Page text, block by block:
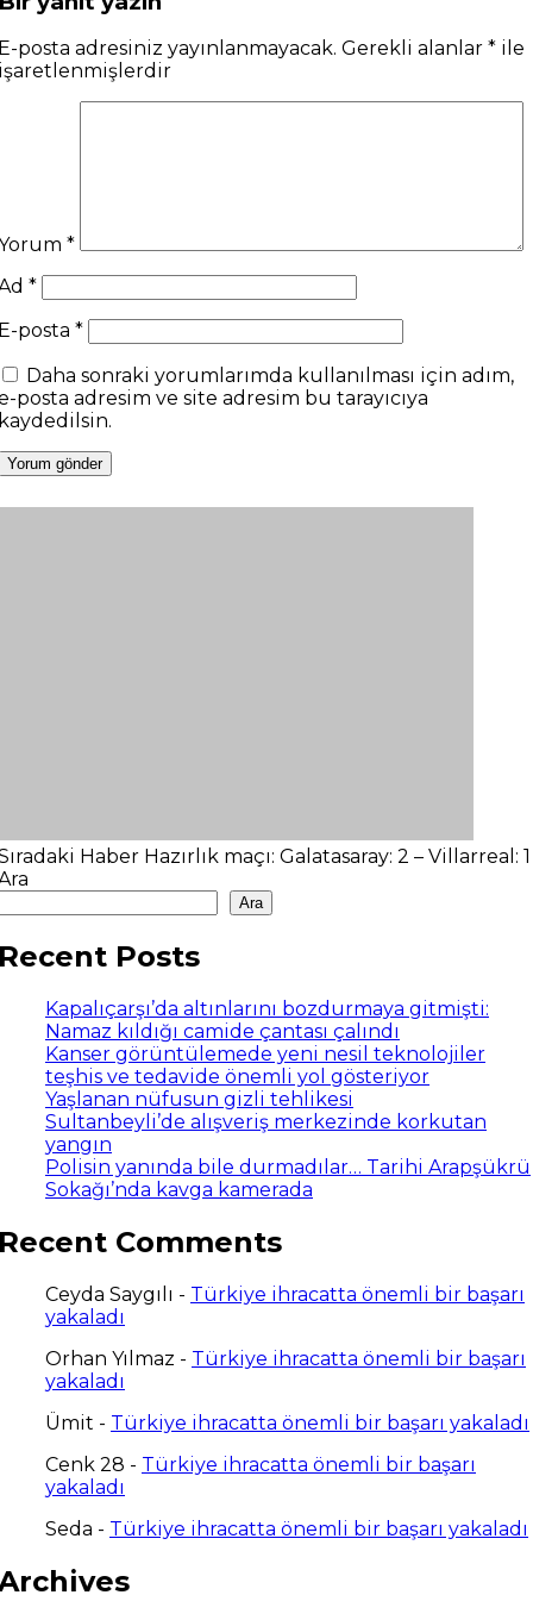
posta adresiniz yayınlanmayacak. Gerekli alanlar * ile
*
*
posta *
Daha sonraki yorumlarımda kullanılması için adım,
posta adresim ve site adresim bu tarayıcıya
Haber Hazırlık maçı: Galatasaray: 2 – Villarreal: 1
Ara
Posts
Kapalıçarşı’da altınlarını bozdurmaya gitmişti:
Namaz kıldığı camide çantası çalındı
Kanser görüntülemede yeni nesil teknolojiler
teşhis ve tedavide önemli yol gösteriyor
Yaşlanan nüfusun gizli tehlikesi
Sultanbeyli’de alışveriş merkezinde korkutan
yangın
Polisin yanında bile durmadılar… Tarihi Arapşükrü
Sokağı’nda kavga kamerada
Comments
Ceyda Saygılı - Türkiye ihracatta önemli bir başarı
yakaladı
Orhan Yılmaz - Türkiye ihracatta önemli bir başarı
yakaladı
Ümit - Türkiye ihracatta önemli bir başarı yakaladı
Cenk 28 - Türkiye ihracatta önemli bir başarı
yakaladı
Seda - Türkiye ihracatta önemli bir başarı yakaladı